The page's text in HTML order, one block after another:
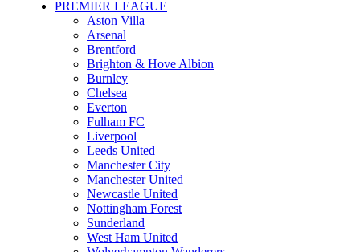
PREMIER LEAGUE
Aston Villa
Arsenal
Brentford
Brighton & Hove Albion
Burnley
Chelsea
Everton
Fulham FC
Liverpool
Leeds United
Manchester City
Manchester United
Newcastle United
Nottingham Forest
Sunderland
West Ham United